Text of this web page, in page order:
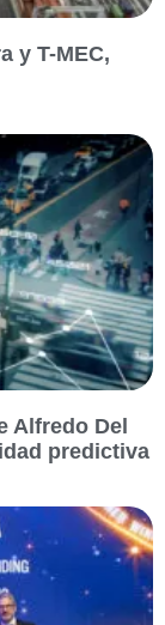
y T-MEC,
Alfredo Del
predictiva